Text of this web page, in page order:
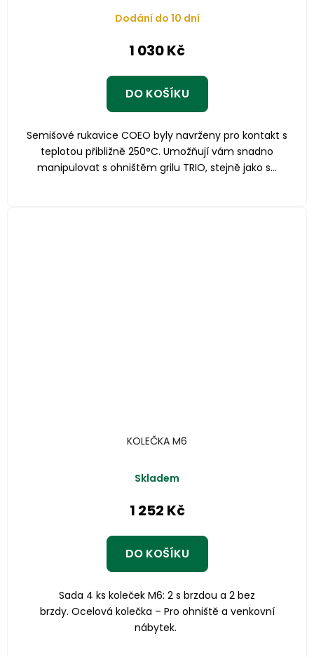
Dodání do 10 dní
1 030 Kč
DO KOŠÍKU
Semišové rukavice COEO byly navrženy pro kontakt s
teplotou přibližně 250°C. Umožňují vám snadno
manipulovat s ohništěm grilu TRIO, stejně jako s...
KOLEČKA M6
Skladem
1 252 Kč
DO KOŠÍKU
Sada 4 ks koleček M6: 2 s brzdou a 2 bez
brzdy. Ocelová kolečka – Pro ohniště a venkovní
nábytek.